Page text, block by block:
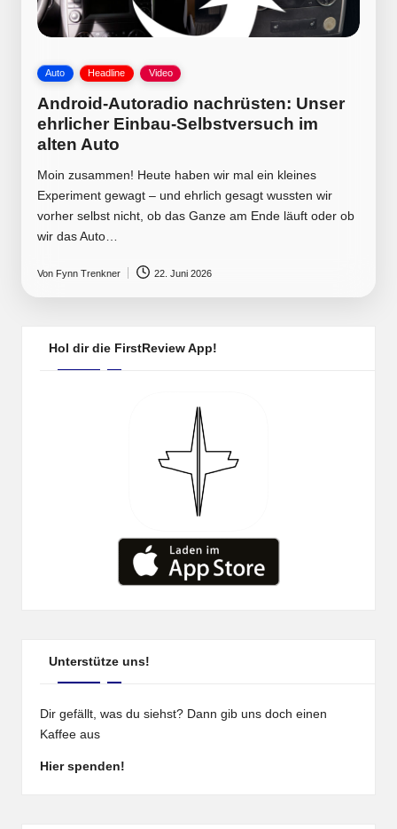
Posted
Auto Headline Video
Android-Autoradio nachrüsten: Unser
ehrlicher Einbau-Selbstversuch im
alten Auto
Moin zusammen! Heute haben wir mal ein kleines
Experiment gewagt – und ehrlich gesagt wussten wir
vorher selbst nicht, ob das Ganze am Ende läuft oder ob
wir das Auto…
Posted
by
Von Fynn Trenkner 22. Juni 2026
Hol dir die FirstReview App!
Unterstütze uns!
Dir gefällt, was du siehst? Dann gib uns doch einen
Kaffee aus
Hier spenden!